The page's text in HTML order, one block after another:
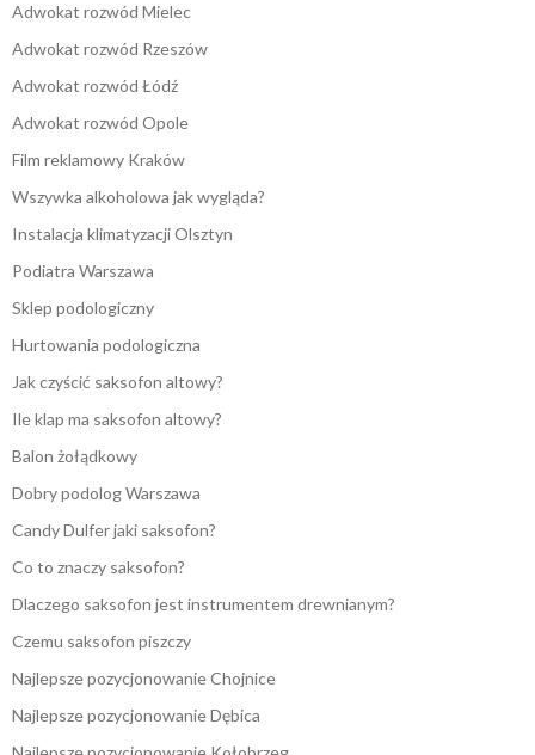
Adwokat rozwód Mielec
Adwokat rozwód Rzeszów
Adwokat rozwód Łódź
Adwokat rozwód Opole
Film reklamowy Kraków
Wszywka alkoholowa jak wygląda?
Instalacja klimatyzacji Olsztyn
Podiatra Warszawa
Sklep podologiczny
Hurtowania podologiczna
Jak czyścić saksofon altowy?
Ile klap ma saksofon altowy?
Balon żołądkowy
Dobry podolog Warszawa
Candy Dulfer jaki saksofon?
Co to znaczy saksofon?
Dlaczego saksofon jest instrumentem drewnianym?
Czemu saksofon piszczy
Najlepsze pozycjonowanie Chojnice
Najlepsze pozycjonowanie Dębica